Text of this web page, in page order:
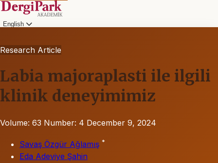
English
Research Article
Labia majoraplasti ile ilgili
klinik deneyimimiz
Volume: 63 Number: 4 December 9, 2024
Savaş Özgür Ağlamış *
Eda Adeviye Şahin